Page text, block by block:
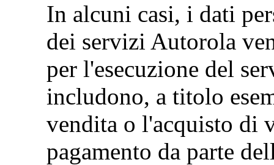
In alcuni casi, i dati
dei servizi Autorola
per l'esecuzione del
includono, a titolo
vendita o l'acquisto di
pagamento da parte